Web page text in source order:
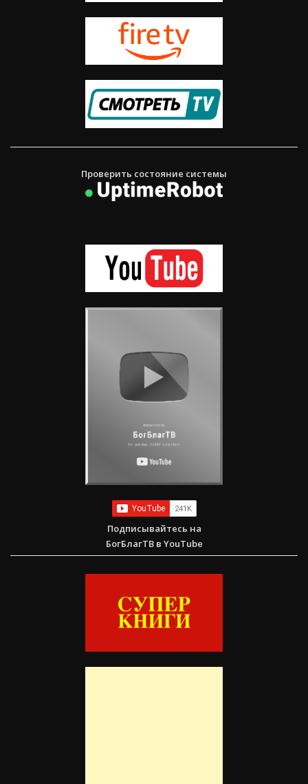
Проверить состояние системы
Подписывайтесь на
БогБлагТВ в YouTube